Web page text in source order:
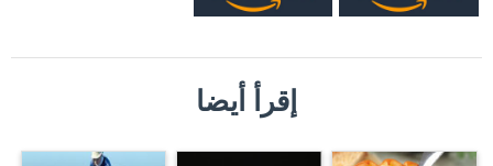
إقرأ أيضا